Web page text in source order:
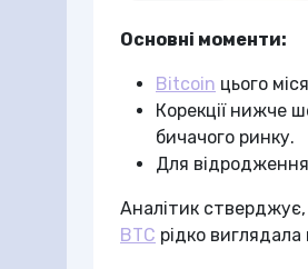
Основні моменти:
Bitcoin цього
Корекції нижче
бичачого ринку.
Для відродження
Аналітик
BTC рідко